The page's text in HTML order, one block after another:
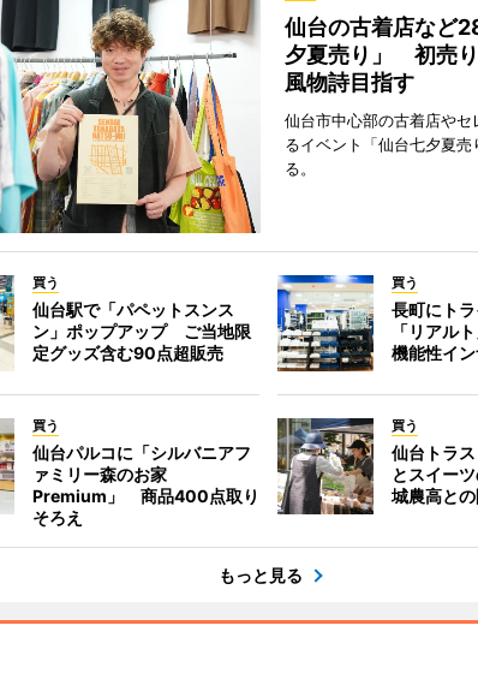
仙台の古着店など
夕夏売り」 初売
風物詩目指す
仙台市中心部の古着店やセ
るイベント「仙台七夕夏売
る。
買う
仙台駅で「パペットスンス
ン」ポップアップ ご当地限
定グッズ含む90点超販売
買う
長町にト
「リアル
機能性イ
買う
仙台パルコに「シルバニアフ
ァミリー森のお家
Premium」 商品400点取り
そろえ
買う
仙台トラ
とスイー
城農高と
もっと見る